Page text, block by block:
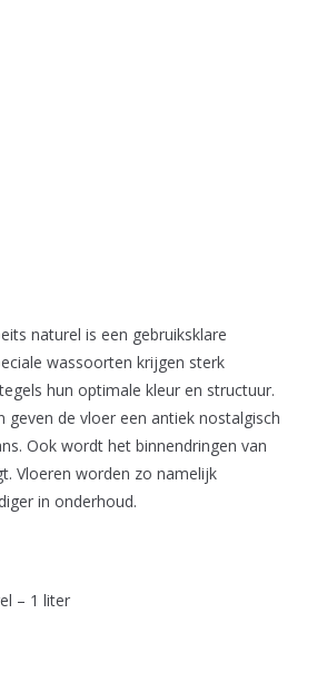
naturel is een gebruiksklare
wassoorten krijgen sterk
hun optimale kleur en structuur.
geven de vloer een antiek nostalgisch
Ook wordt het binnendringen van
Vloeren worden zo namelijk
in onderhoud.
– 1 liter